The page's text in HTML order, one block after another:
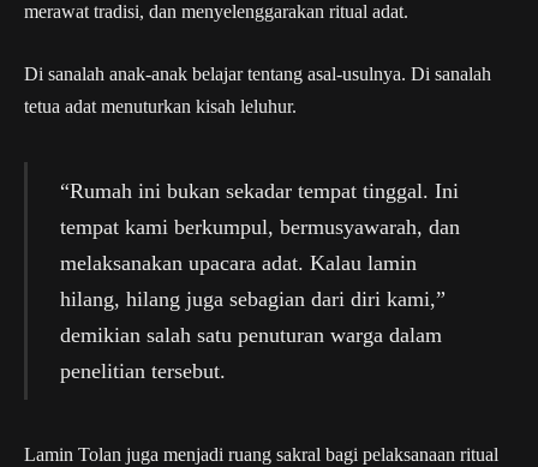
merawat tradisi, dan menyelenggarakan ritual adat.
Di sanalah anak-anak belajar tentang asal-usulnya. Di sanalah
tetua adat menuturkan kisah leluhur.
“Rumah ini bukan sekadar tempat tinggal. Ini
tempat kami berkumpul, bermusyawarah, dan
melaksanakan upacara adat. Kalau lamin
hilang, hilang juga sebagian dari diri kami,”
demikian salah satu penuturan warga dalam
penelitian tersebut.
Lamin Tolan juga menjadi ruang sakral bagi pelaksanaan ritual